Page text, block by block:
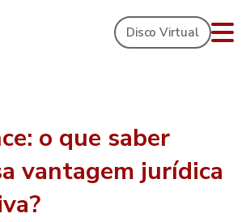
Disco Virtual
o que saber
vantagem jurídica